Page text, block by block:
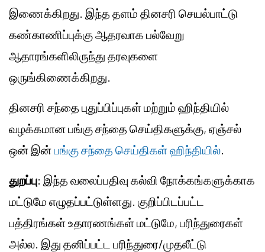
இணைக்கிறது. இந்த தளம் தினசரி செயல்பாட்டு
கண்காணிப்புக்கு ஆதரவாக பல்வேறு
ஆதாரங்களிலிருந்து தரவுகளை
ஒருங்கிணைக்கிறது.
தினசரி சந்தை புதுப்பிப்புகள் மற்றும் ஹிந்தியில்
வழக்கமான பங்கு சந்தை செய்திகளுக்கு, ஏஞ்சல்
ஒன் இன்பங்கு சந்தை செய்திகள் ஹிந்தியில்.
துறப்பு: இந்த வலைப்பதிவு கல்வி நோக்கங்களுக்காக
மட்டுமே எழுதப்பட்டுள்ளது. குறிப்பிடப்பட்ட
பத்திரங்கள் உதாரணங்கள் மட்டுமே, பரிந்துரைகள்
அல்ல. இது தனிப்பட்ட பரிந்துரை/முதலீட்டு